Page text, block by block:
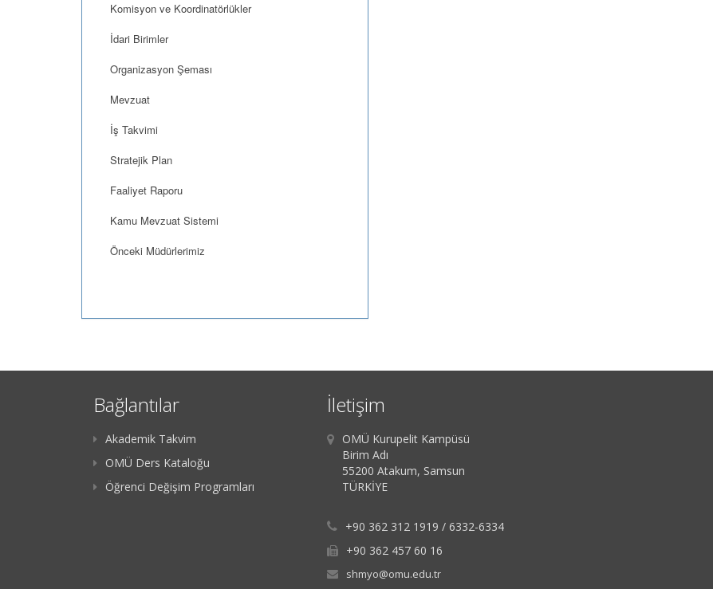
Komisyon ve Koordinatörlükler
İdari Birimler
Organizasyon Şeması
Mevzuat
İş Takvimi
Stratejik Plan
Faaliyet Raporu
Kamu Mevzuat Sistemi
Önceki Müdürlerimiz
Bağlantılar
Akademik Takvim
OMÜ Ders Kataloğu
Öğrenci Değişim Programları
İletişim
OMÜ Kurupelit Kampüsü
Birim Adı
55200 Atakum, Samsun
TÜRKİYE
+90 362 312 1919 / 6332-6334
+90 362 457 60 16
shmyo@omu.edu.tr